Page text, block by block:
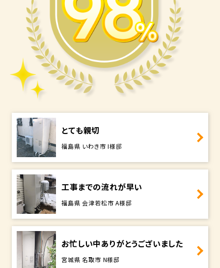
とても親切
福島県 いわき市 I様邸
工事までの流れが早い
福島県 会津若松市 A様邸
お忙しい中ありがとうございました
宮城県 名取市 N様邸